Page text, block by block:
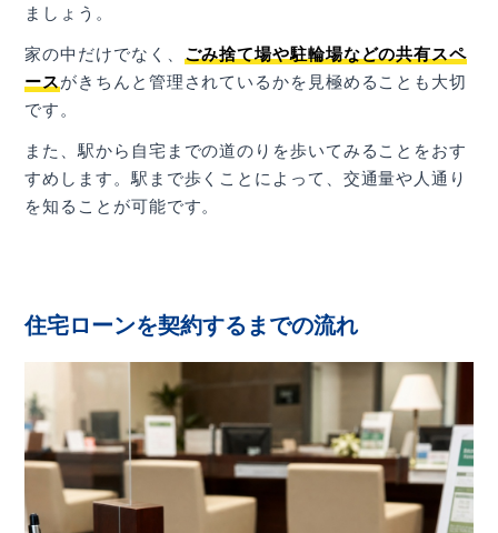
ましょう。
家の中だけでなく、 ごみ捨て場や駐輪場などの共有スペ
ースがきちんと管理されているかを見極めることも大切
です。
また、駅から自宅までの道のりを歩いてみることをおす
すめします。駅まで歩くことによって、交通量や人通り
を知ることが可能です。
住宅ローンを契約するまでの流れ